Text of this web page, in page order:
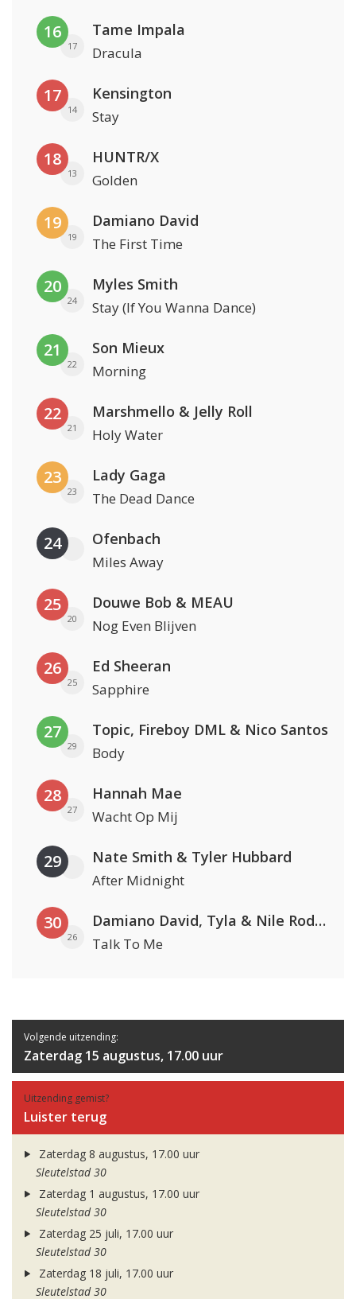
16
17
Tame Impala
Dracula
17
14
Kensington
Stay
18
13
HUNTR/X
Golden
19
19
Damiano David
The First Time
20
24
Myles Smith
Stay (If You Wanna Dance)
21
22
Son Mieux
Morning
22
21
Marshmello & Jelly Roll
Holy Water
23
23
Lady Gaga
The Dead Dance
24 Ofenbach
Miles Away
25
20
Douwe Bob & MEAU
Nog Even Blijven
26
25
Ed Sheeran
Sapphire
27
29
Topic, Fireboy DML & Nico Santos
Body
28
27
Hannah Mae
Wacht Op Mij
29 Nate Smith & Tyler Hubbard
After Midnight
30
26
Damiano David, Tyla & Nile Rodgers
Talk To Me
Volgende uitzending:
Zaterdag 15 augustus, 17.00 uur
Uitzending gemist?
Luister terug
Zaterdag 8 augustus, 17.00 uur
Sleutelstad 30
Zaterdag 1 augustus, 17.00 uur
Sleutelstad 30
Zaterdag 25 juli, 17.00 uur
Sleutelstad 30
Zaterdag 18 juli, 17.00 uur
Sleutelstad 30